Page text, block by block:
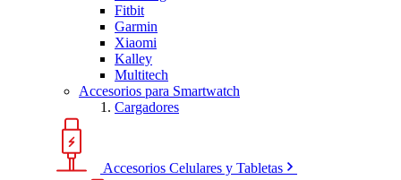
Fitbit
Garmin
Xiaomi
Kalley
Multitech
Accesorios para Smartwatch
Cargadores
Accesorios Celulares y Tabletas